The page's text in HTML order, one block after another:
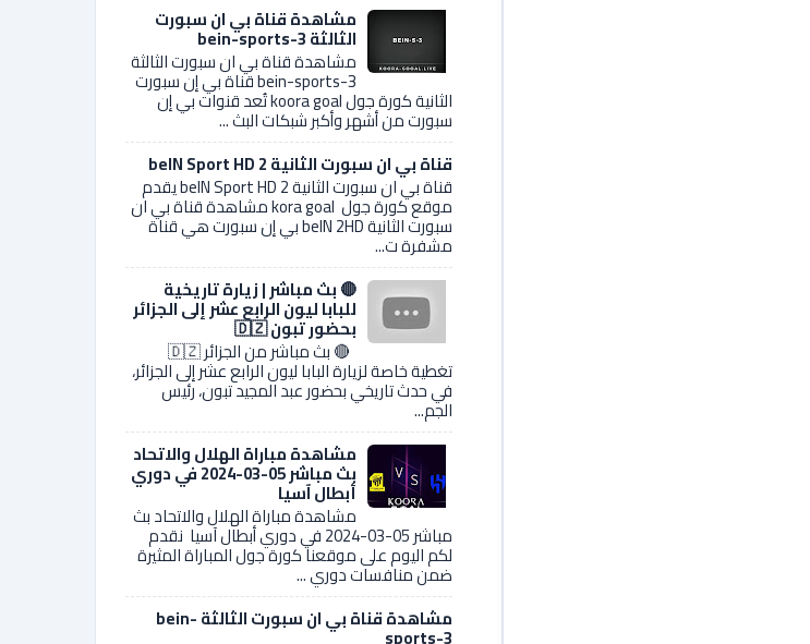
مشاهدة قناة بي ان سبورت
الثالثة bein-sports-3
مشاهدة قناة بي ان سبورت الثالثة
bein-sports-3 قناة بي إن سبورت
الثانية كورة جول koora goal تُعد قنوات بي إن
سبورت من أشهر وأكبر شبكات البث ...
قناة بي ان سبورت الثانية 2 beIN Sport HD
قناة بي ان سبورت الثانية 2 beIN Sport HD يقدم
موقع كورة جول kora goal مشاهدة قناة بي ان
سبورت الثانية beIN 2HD بي إن سبورت هي قناة
مشفرة ت...
🔴 بث مباشر | زيارة تاريخية
للبابا ليون الرابع عشر إلى الجزائر
بحضور تبون 🇩🇿
🔴 بث مباشر من الجزائر 🇩🇿
تغطية خاصة لزيارة البابا ليون الرابع عشر إلى الجزائر،
في حدث تاريخي بحضور عبد المجيد تبون، رئيس
الجم...
مشاهدة مباراة الهلال والاتحاد
بث مباشر 05-03-2024 في دوري
أبطال آسيا
مشاهدة مباراة الهلال والاتحاد بث
مباشر 05-03-2024 في دوري أبطال آسيا نقدم
لكم اليوم على موقعنا كورة جول المباراة المثيرة
ضمن منافسات دوري ...
مشاهدة قناة بي ان سبورت الثالثة bein-
sports-3